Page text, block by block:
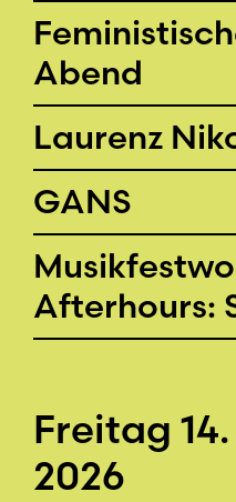
Abend
Laurenz
GANS
Afterhours:
Freitag
2026